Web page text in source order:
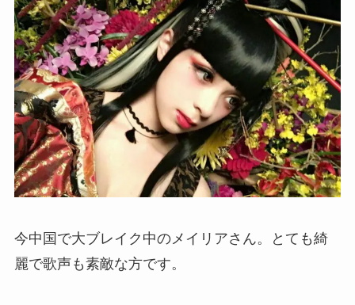
今中国で大ブレイク中のメイリアさん。とても綺
麗で歌声も素敵な方です。